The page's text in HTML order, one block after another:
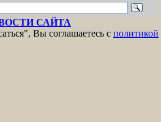
САЙТА
Вы соглашаетесь с политикой